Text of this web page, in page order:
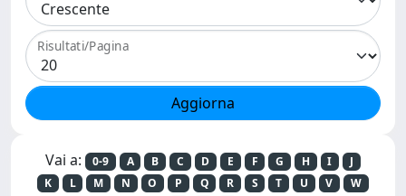
Risultati/Pagina
Vai a: 0-9 A B C D E F G H I
J
K
L M N O P Q R S T U V
W